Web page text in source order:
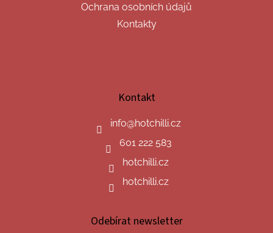
Ochrana osobních údajů
Kontakty
Kontakt
info@hotchilli.cz
601 222 583
hotchilli.cz
hotchilli.cz
Odebírat newsletter